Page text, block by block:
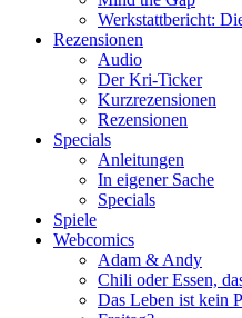
Werkstattbericht:
Rezensionen
Audio
Der Kri-Ticker
Kurzrezensionen
Rezensionen
Specials
Anleitungen
In eigener Sache
Specials
Spiele
Webcomics
Adam & Andy
Chili oder Essen,
Das Leben ist kein